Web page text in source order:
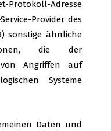
Protokoll-Adresse
Provider des
sonstige ähnliche
die der
Angriffen auf
Systeme
Daten und